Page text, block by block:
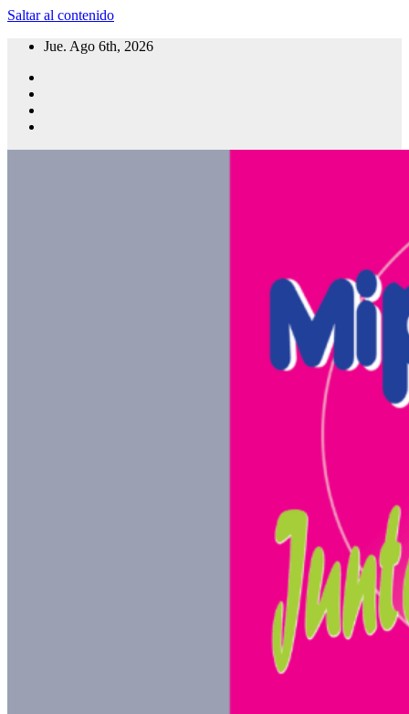
Saltar al contenido
Jue. Ago 6th, 2026